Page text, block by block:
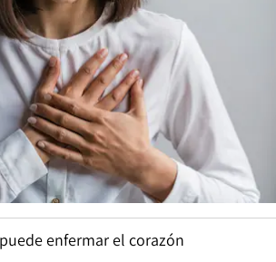
enfermar el corazón